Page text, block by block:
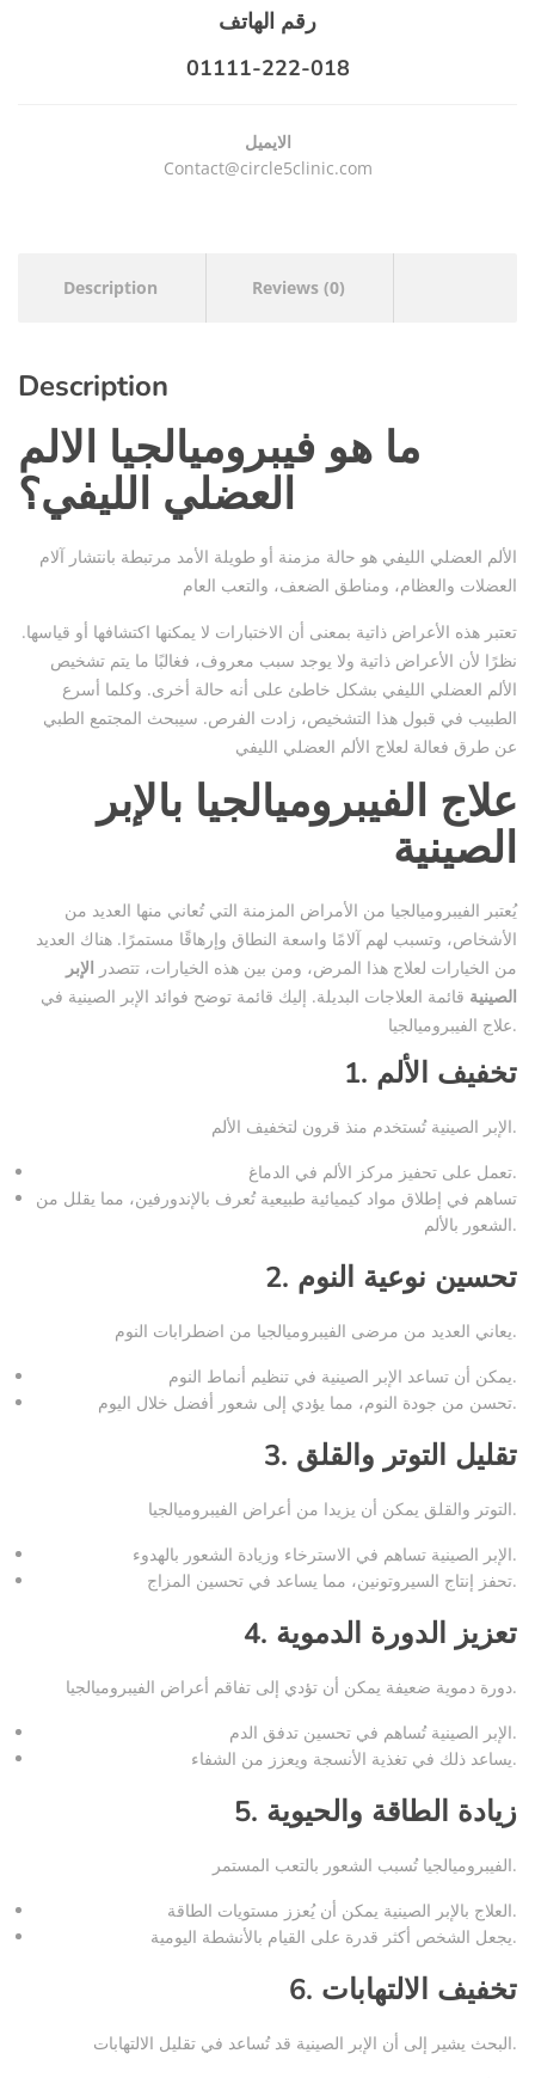
رقم الهاتف
01111-222-018
الايميل
Contact@circle5clinic.com
Description Reviews (0)
Description
ما هو فيبروميالجيا الالم
العضلي الليفي؟
الألم العضلي الليفي هو حالة مزمنة أو طويلة الأمد مرتبطة بانتشار آلام
العضلات والعظام، ومناطق الضعف، والتعب العام
تعتبر هذه الأعراض ذاتية بمعنى أن الاختبارات لا يمكنها اكتشافها أو قياسها.
نظرًا لأن الأعراض ذاتية ولا يوجد سبب معروف، فغالبًا ما يتم تشخيص
الألم العضلي الليفي بشكل خاطئ على أنه حالة أخرى. وكلما أسرع
الطبيب في قبول هذا التشخيص، زادت الفرص. سيبحث المجتمع الطبي
عن طرق فعالة لعلاج الألم العضلي الليفي
علاج الفيبروميالجيا بالإبر
الصينية
يُعتبر الفيبروميالجيا من الأمراض المزمنة التي تُعاني منها العديد من
الأشخاص، وتسبب لهم آلامًا واسعة النطاق وإرهاقًا مستمرًا. هناك العديد
من الخيارات لعلاج هذا المرض، ومن بين هذه الخيارات، تتصدر الإبر
الصينية قائمة العلاجات البديلة. إليك قائمة توضح فوائد الإبر الصينية في
علاج الفيبروميالجيا.
1. تخفيف الألم
الإبر الصينية تُستخدم منذ قرون لتخفيف الألم.
تعمل على تحفيز مركز الألم في الدماغ.
تساهم في إطلاق مواد كيميائية طبيعية تُعرف بالإندورفين، مما يقلل من
الشعور بالألم.
2. تحسين نوعية النوم
يعاني العديد من مرضى الفيبروميالجيا من اضطرابات النوم.
يمكن أن تساعد الإبر الصينية في تنظيم أنماط النوم.
تحسن من جودة النوم، مما يؤدي إلى شعور أفضل خلال اليوم.
3. تقليل التوتر والقلق
التوتر والقلق يمكن أن يزيدا من أعراض الفيبروميالجيا.
الإبر الصينية تساهم في الاسترخاء وزيادة الشعور بالهدوء.
تحفز إنتاج السيروتونين، مما يساعد في تحسين المزاج.
4. تعزيز الدورة الدموية
دورة دموية ضعيفة يمكن أن تؤدي إلى تفاقم أعراض الفيبروميالجيا.
الإبر الصينية تُساهم في تحسين تدفق الدم.
يساعد ذلك في تغذية الأنسجة ويعزز من الشفاء.
5. زيادة الطاقة والحيوية
الفيبروميالجيا تُسبب الشعور بالتعب المستمر.
العلاج بالإبر الصينية يمكن أن يُعزز مستويات الطاقة.
يجعل الشخص أكثر قدرة على القيام بالأنشطة اليومية.
6. تخفيف الالتهابات
البحث يشير إلى أن الإبر الصينية قد تُساعد في تقليل الالتهابات.